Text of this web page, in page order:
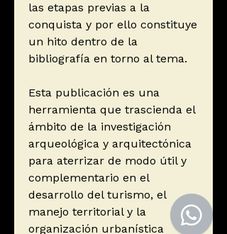
las etapas previas a la
conquista y por ello constituye
un hito dentro de la
bibliografía en torno al tema.
Esta publicación es una
herramienta que trascienda el
ámbito de la investigación
arqueológica y arquitectónica
para aterrizar de modo útil y
complementario en el
desarrollo del turismo, el
manejo territorial y la
organización urbanística